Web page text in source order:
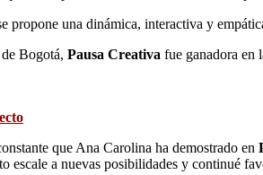
propone una dinámica, interactiva y
Bogotá, Pausa Creativa fue ganadora en
que Ana Carolina ha demostrado en
escale a nuevas posibilidades y continué